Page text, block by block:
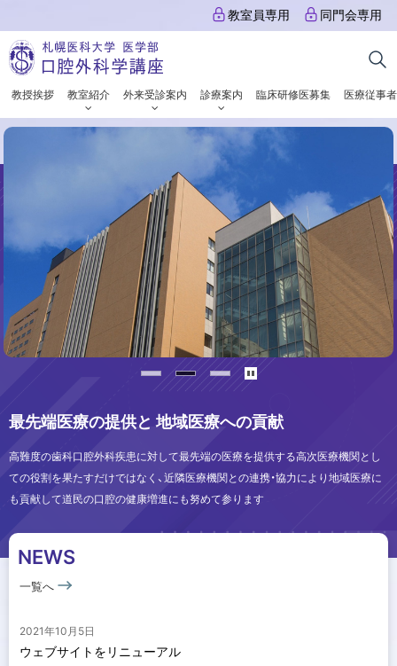
文
へ
メ
ュ
ー
へ
幌
医
大
学
医
学
腔
外
科
学
講
教授挨拶 教室紹介 外来受診案内 診療案内 臨床研修医募集 医療従事
教室員専用 同門会専用
札
幌
医
科
医
学
口
腔
外
学
最先端医療の提供と 地域医療への貢献
高難度の歯科口腔外科疾患に対して最先端の医療を提供する高次医療機関とし
ての役割を果たすだけではなく、近隣医療機関との連携・協力により地域医療に
も貢献して道民の口腔の健康増進にも努めて参ります
イ
メ
ー
NEWS
一覧へ
2021年10月5日
ウェブサイトをリニューアル